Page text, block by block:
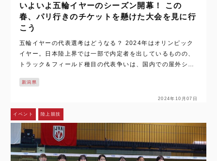
いよいよ五輪イヤーのシーズン開幕！ この
春、パリ行きのチケットを懸けた大会を見に行
こう
五輪イヤーの代表選考はどうなる？ 2024年はオリンピック
イヤー。日本陸上界では一部で内定者を出しているものの、
トラック＆フィールド種目の代表争いは、国内での屋外シー
（日）に新潟で行われる、日本代表…
新潟県
2024年10月07日
イベント 陸上競技